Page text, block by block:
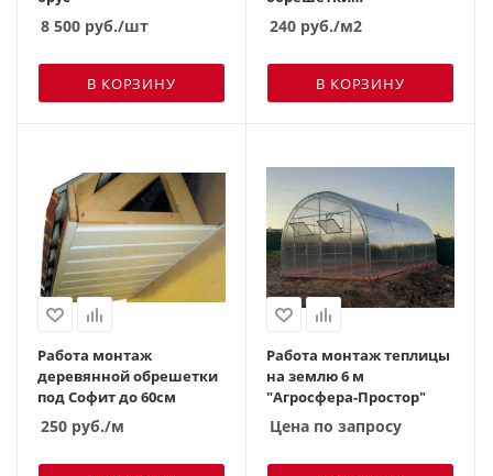
8 500 руб./шт
В КОРЗИНУ
Выравнивающая на
кирпич\бетон
240 руб./м2
В КОРЗИНУ
Работа монтаж
деревянной обрешетки
под Софит до 60см
250 руб./м
Работа монтаж теплицы
на землю 6 м
"Агросфера-Простор"
Цена по запросу